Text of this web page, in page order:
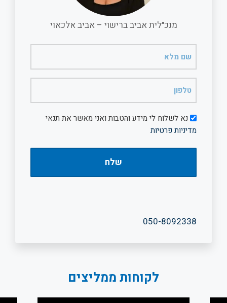
מנכ"לית אביב ברישוי – אביב אלכאוי
מלא
דיוורנא לשלוח לי מידע והטבות ואני מאשר את תנאי
מדיניות פרטיות
050-8092338
לקוחות ממליצים